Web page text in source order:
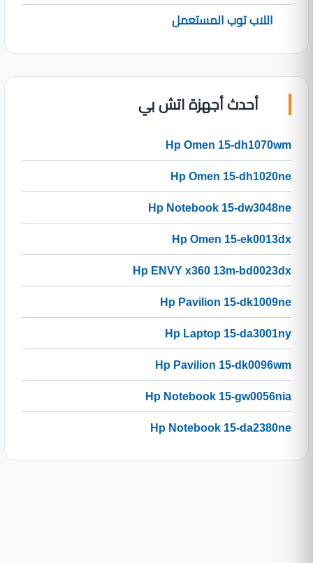
اللاب توب المستعمل
أحدث أجهزة اتش بي
Hp Omen 15-dh1070wm
Hp Omen 15-dh1020ne
Hp Notebook 15-dw3048ne
Hp Omen 15-ek0013dx
Hp ENVY x360 13m-bd0023dx
Hp Pavilion 15-dk1009ne
Hp Laptop 15-da3001ny
Hp Pavilion 15-dk0096wm
Hp Notebook 15-gw0056nia
Hp Notebook 15-da2380ne